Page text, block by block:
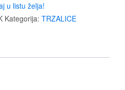
u listu želja!
Kategorija: TRZALICE